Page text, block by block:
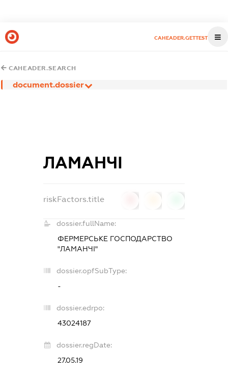
CAHEADER.GETTEST
CAHEADER.SEARCH
document.dossier
ЛАМАНЧІ
riskFactors.title
dossier.fullName:
ФЕРМЕРСЬКЕ ГОСПОДАРСТВО
"ЛАМАНЧІ"
dossier.opfSubType:
-
dossier.edrpo:
43024187
dossier.regDate:
27.05.19